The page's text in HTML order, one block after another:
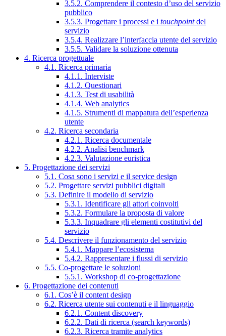
3.5.2. Comprendere il contesto d’uso del servizio
pubblico
3.5.3. Progettare i processi e i touchpointdel
servizio
3.5.4. Realizzare l’interfaccia utente del servizio
3.5.5. Validare la soluzione ottenuta
4. Ricerca progettuale
4.1. Ricerca primaria
4.1.1. Interviste
4.1.2. Questionari
4.1.3. Test di usabilità
4.1.4. Web analytics
4.1.5. Strumenti di mappatura dell’esperienza
utente
4.2. Ricerca secondaria
4.2.1. Ricerca documentale
4.2.2. Analisi benchmark
4.2.3. Valutazione euristica
5. Progettazione dei servizi
5.1. Cosa sono i servizi e il service design
5.2. Progettare servizi pubblici digitali
5.3. Definire il modello di servizio
5.3.1. Identificare gli attori coinvolti
5.3.2. Formulare la proposta di valore
5.3.3. Inquadrare gli elementi costitutivi del
servizio
5.4. Descrivere il funzionamento del servizio
5.4.1. Mappare l’ecosistema
5.4.2. Rappresentare i flussi di servizio
5.5. Co-progettare le soluzioni
5.5.1. Workshop di co-progettazione
6. Progettazione dei contenuti
6.1. Cos’è il content design
6.2. Ricerca utente sui contenuti e il linguaggio
6.2.1. Content discovery
6.2.2. Dati di ricerca (search keywords)
6.2.3. Ricerca tramite analytics